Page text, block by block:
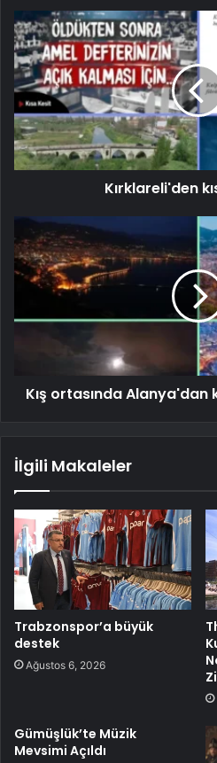
Kırklareli'den
Kış ortasında Alanya'dan
İlgili Makaleler
Trabzonspor’a büyük
destek
Ağustos 6, 2026
Gümüşlük’te Müzik
Mevsimi Açıldı